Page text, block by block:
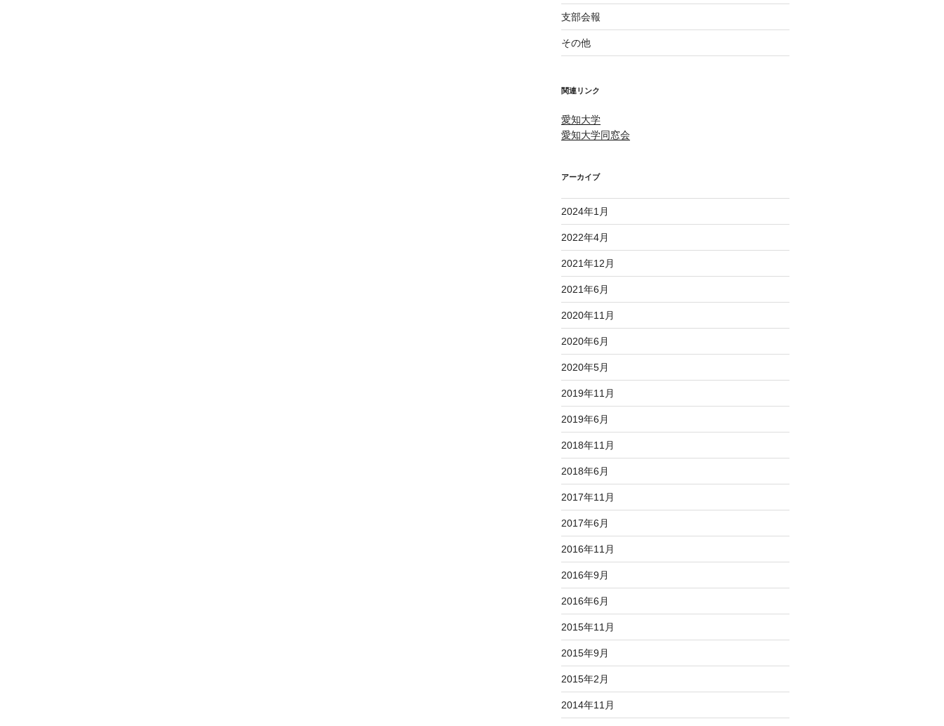
支部会報
その他
関連リンク
愛知大学
愛知大学同窓会
アーカイブ
2024年1月
2022年4月
2021年12月
2021年6月
2020年11月
2020年6月
2020年5月
2019年11月
2019年6月
2018年11月
2018年6月
2017年11月
2017年6月
2016年11月
2016年9月
2016年6月
2015年11月
2015年9月
2015年2月
2014年11月